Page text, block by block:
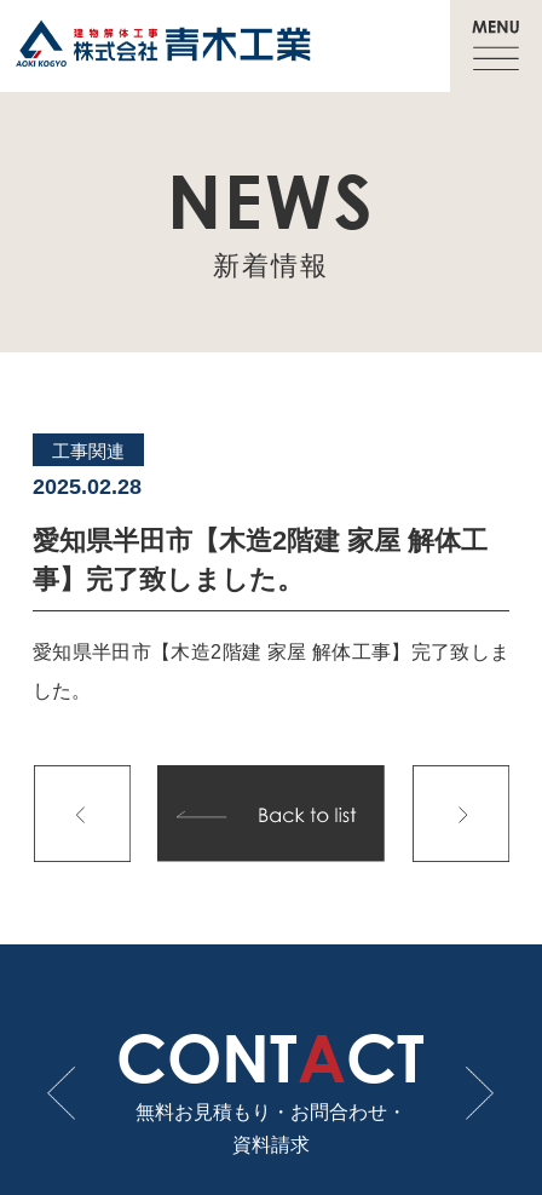
NEWS
新着情報
工事関連
2025.02.28
愛知県半田市【木造2階建 家屋 解体工
事】完了致しました。
愛知県半田市【木造2階建 家屋 解体工事】完了致しま
した。
CONTACT
無料お見積もり・お問合わせ・
資料請求